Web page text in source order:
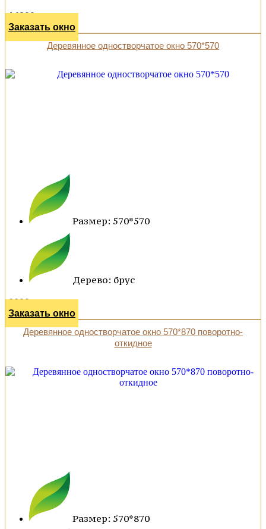
14800 р.
Заказать окно
Деревянное одностворчатое окно 570*570
Размер: 570*570
Дерево: брус
6600 р.
Заказать окно
Деревянное одностворчатое окно 570*870 поворотно-
откидное
Размер: 570*870